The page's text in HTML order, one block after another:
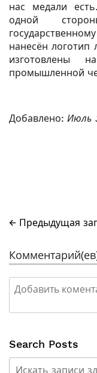
нас медали
одной
нанесён
изготовлены
промышленной
Добавлено: Июль
← Предыдущая
Search Posts